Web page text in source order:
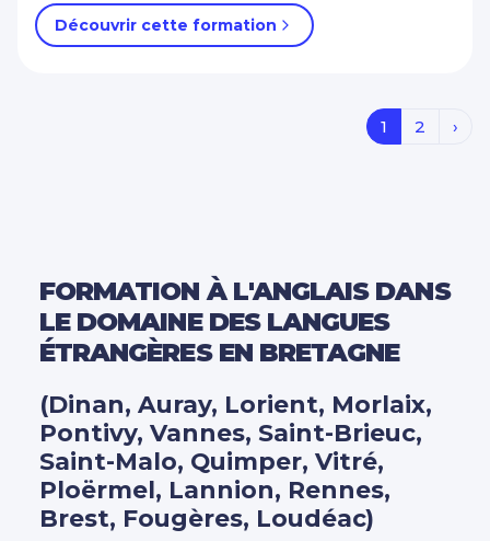
Découvrir cette formation
1 2 ›
FORMATION À L'ANGLAIS DANS
LE DOMAINE DES LANGUES
ÉTRANGÈRES EN BRETAGNE
(Dinan, Auray, Lorient, Morlaix,
Pontivy, Vannes, Saint-Brieuc,
Saint-Malo, Quimper, Vitré,
Ploërmel, Lannion, Rennes,
Brest, Fougères, Loudéac)